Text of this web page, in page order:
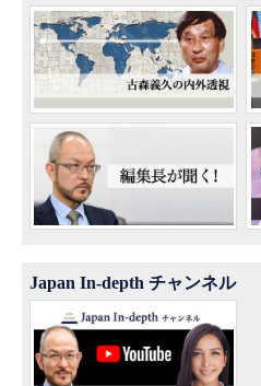
Japan In-depth チャンネル